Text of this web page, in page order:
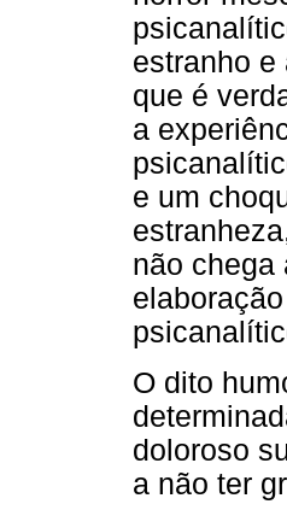
estranho e
que é
a
e um
não chega
O dito
doloroso
a não ter